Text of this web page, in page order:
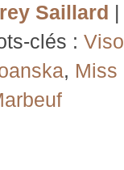
Saillard
clés :
, Miss